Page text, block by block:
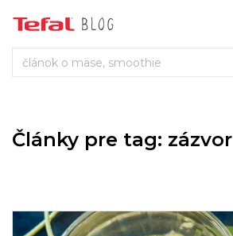
Články pre tag: zázvor